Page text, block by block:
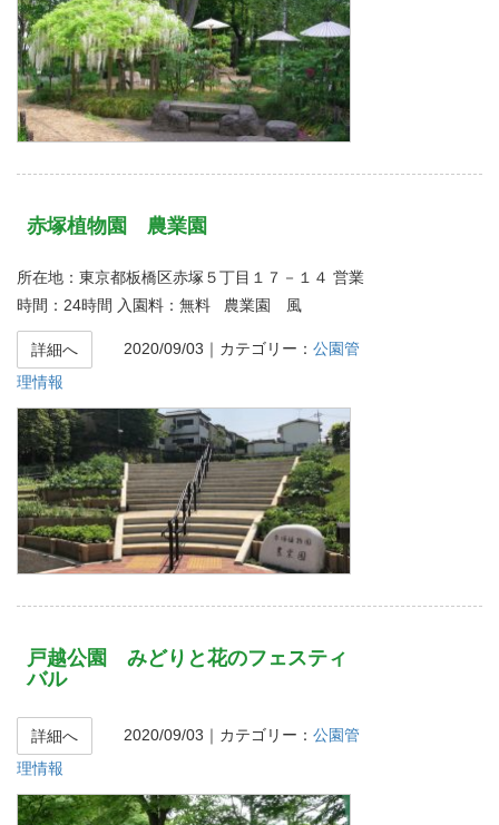
赤塚植物園 農業園
所在地：東京都板橋区赤塚５丁目１７－１４ 営業
時間：24時間 入園料：無料 農業園 風
詳細へ 2020/09/03 ｜カテゴリー： 公園管
理情報
戸越公園 みどりと花のフェスティ
バル
詳細へ 2020/09/03 ｜カテゴリー： 公園管
理情報